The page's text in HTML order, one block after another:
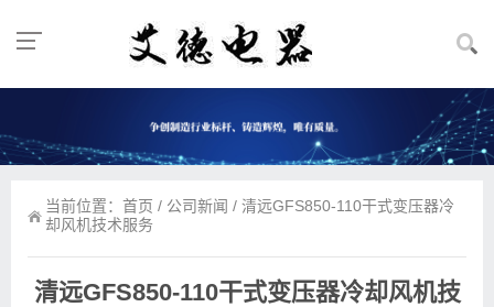
当前位置： 首页 / 公司新闻 / 清远GFS850-110干式变压器冷
却风机技术服务
清远GFS850-110干式变压器冷却风机技